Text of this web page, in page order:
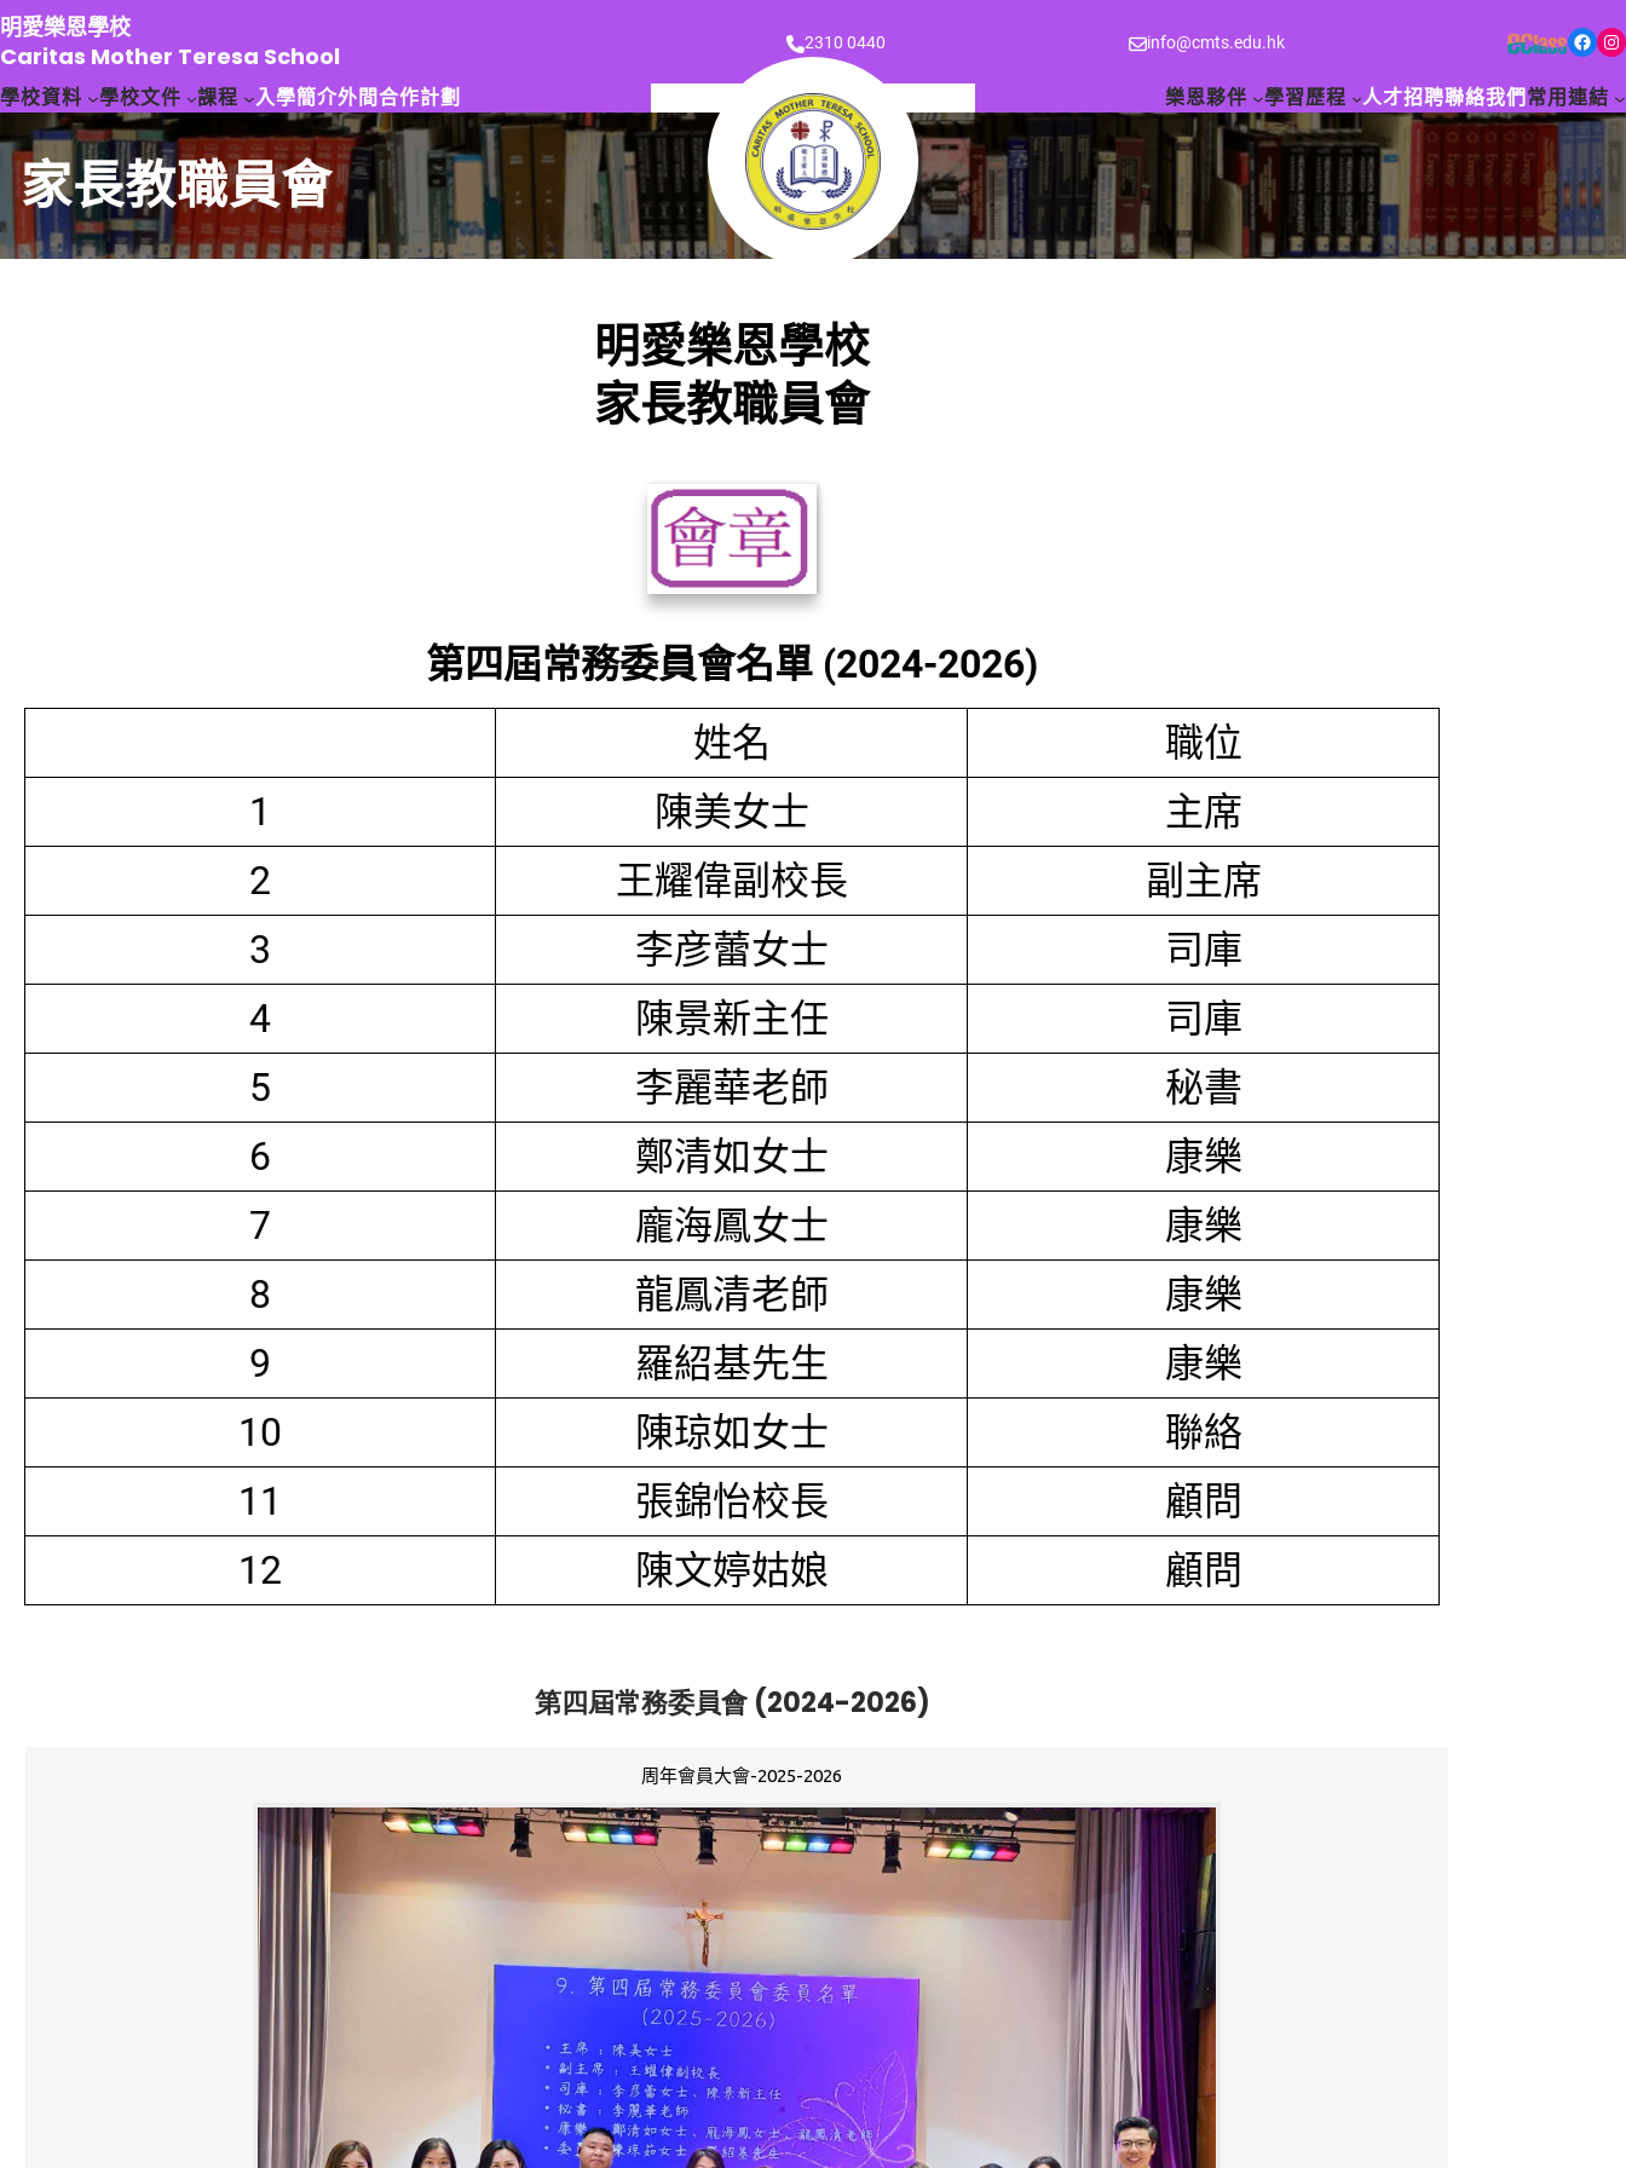
跳
至
主
要
容
明愛樂恩學校
Caritas Mother Teresa School
2310 0440 info@cmts.edu.hk Facebook Instagram
學校資料 學校文件 課程 入學簡介外間合作計劃 樂恩夥伴 學習歷程 人才招聘聯絡我們 常用連結
家長教職員會
明愛樂恩學校
家長教職員會
第四屆常務委員會名單 (2024-2026)
姓名
職位
1
陳美女士
主席
2
王耀偉副校長
副主席
3
李彦蕾女士
司庫
4
陳景新主任
司庫
5
李麗華老師
秘書
6
鄭清如女士
康樂
7
龐海鳳女士
康樂
8
龍鳳清老師
康樂
9
羅紹基先生
康樂
10
陳琼如女士
聯絡
11
張錦怡校長
顧問
12
陳文婷姑娘 顧問
第四屆常務委員會 (2024-2026)
周年會員大會-2025-2026